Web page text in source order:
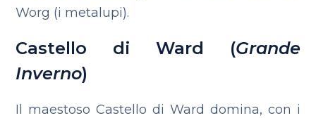
Worg (i metalupi).
Castello di Ward (Grande
Inverno)
Il maestoso Castello di Ward domina, con i